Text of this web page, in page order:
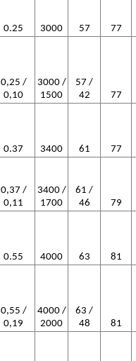
0.25 3000 57
77
0,25 /
0,10
3000 /
1500
57 /
42
77
0.37 3400 61
77
0,37 /
0,11
3400 /
1700
61 /
46
79
0.55 4000 63
81
0,55 /
0,19
4000 /
2000
63 /
48
81